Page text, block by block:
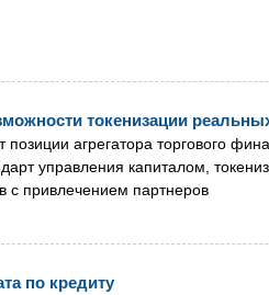
токенизации
позиции агрегатора торгового
управления капиталом,
с привлечением партнеров
по кредиту